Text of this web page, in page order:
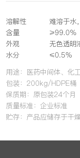
溶解性
难溶于水
含量
≥99.0%
外观
无色透明
水分
≤0.5%
用途：医药中间体、化
包装：200kg/HDPE桶
保质期：原包装24个月
质量标准：企业标准
贮存：产品应储存于干